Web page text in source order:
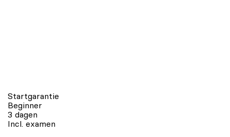
Startgarantie
Beginner
3 dagen
Incl. examen